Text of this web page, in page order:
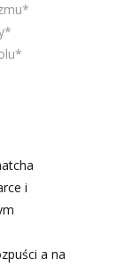
i
a na